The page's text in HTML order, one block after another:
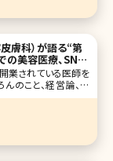
膚科）が語る“第
の美容医療、SNS
業されている医師を
のこと、経営論、医
でもあまり話す機会
。激変する美容医療
ているのか、患者側